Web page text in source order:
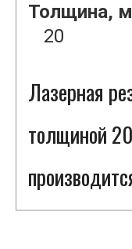
Толщина,
20
Лазерная
толщиной